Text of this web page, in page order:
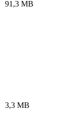
91,3 MB
3,3 MB